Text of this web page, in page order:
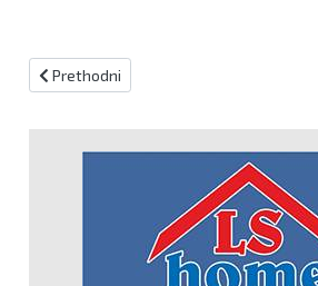
Prethodni članak: Danas završava
Prethodni